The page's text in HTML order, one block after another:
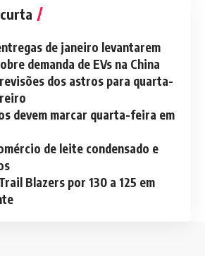
de janeiro levantarem
demanda de EVs na China
dos astros para quarta-
devem marcar quarta-feira em
de leite condensado e
Blazers por 130 a 125 em